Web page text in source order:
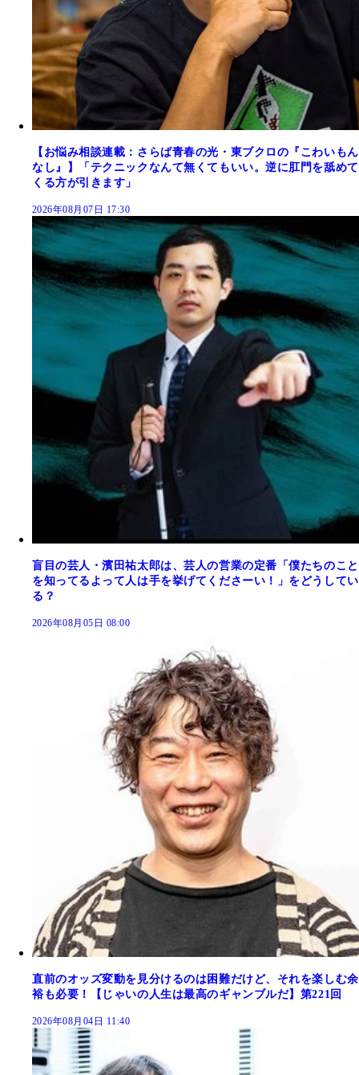
【お悩み相談連載：さらば青春の光・東ブクロの『こわいもん
なし』】「テクニックなんて無くてもいい。逆に肛門を舐めて
くる方が引きます」
2026年08月07日 17:30
盲目の芸人・濱田祐太郎は、芸人の営業の定番「僕たちのこと
を知ってるよって人は手を挙げてくださーい！」をどうしてい
る？
2026年08月05日 08:00
直前のオッズ変動を見分けるのは困難だけど、それを楽しむ余
裕も必要！【じゃいの人生は最高のギャンブルだ】第221回
2026年08月04日 11:40